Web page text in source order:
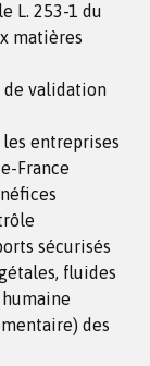
L. 253-1 du
matières
de validation
entreprises
France
sécurisés
fluides
des